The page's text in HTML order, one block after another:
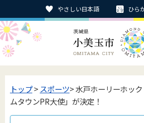
やさしい日本語 ひら
トップ> スポーツ> 水戸ホーリーホッ
ムタウンPR大使」が決定！